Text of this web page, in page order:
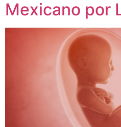
Mexicano por